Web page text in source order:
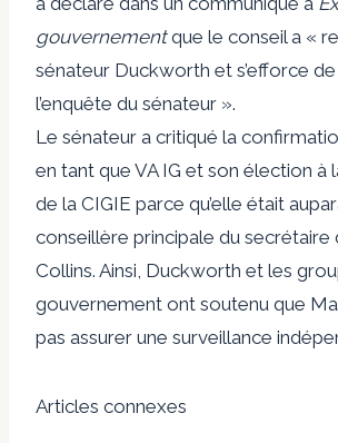
gouvernementque le conseil a «
sénateur Duckworth et s’efforce
l’enquête du sénateur ».
Le sénateur a critiqué la
en tant que VA IG et son élection à
de la CIGIE parce qu’elle était
conseillère principale du secrétaire
Collins. Ainsi, Duckworth et les
gouvernement ont soutenu que
pas assurer une surveillance
Articles connexes